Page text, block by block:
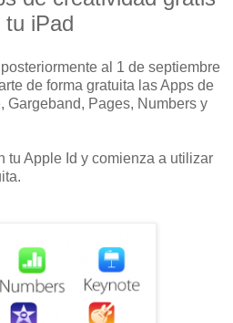
tu iPad
al 1 de septiembre
de forma gratuita las Apps de
Gargeband, Pages, Numbers y
tu Apple Id y comienza a utilizar